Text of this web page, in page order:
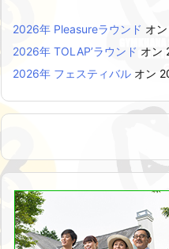
2026年 Pleasureラウンド オ
2026年 TOLAP’ラウンド オン
2026年 フェスティバル オン